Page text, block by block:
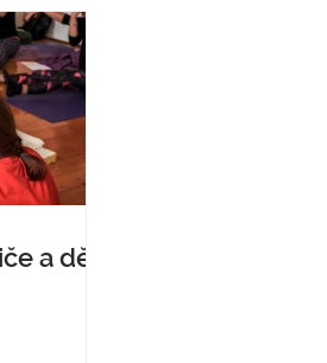
a děti